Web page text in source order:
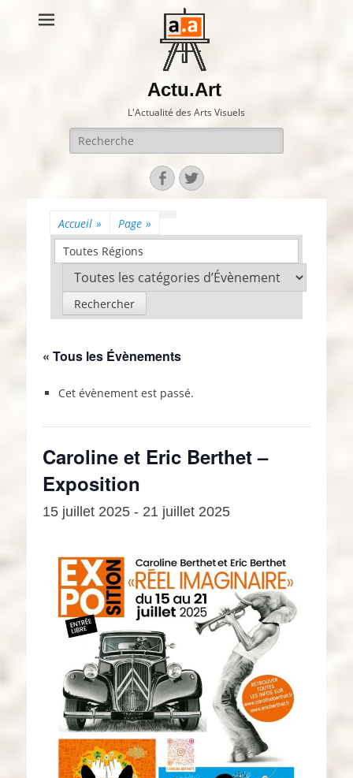
Actu.Art
L'Actualité des Arts Visuels
Recherche
pour:
Facebook
Twitter
Accueil » Page »
Toutes Régions
« Tous les Évènements
Cet évènement est passé.
Caroline et Eric Berthet –
Exposition
15 juillet 2025 - 21 juillet 2025